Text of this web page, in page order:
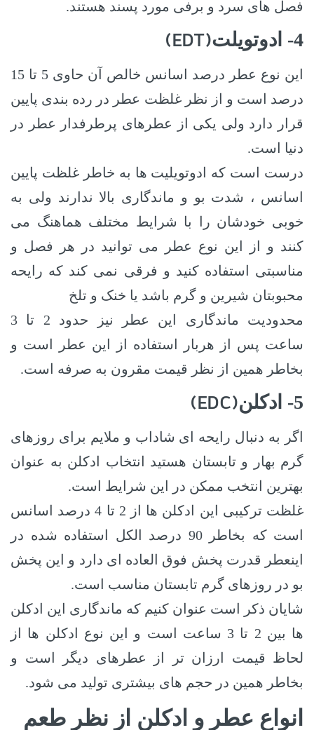
فصل های سرد و برفی مورد پسند هستند.
4- ادوتویلت (EDT)
این نوع عطر درصد اسانس خالص آن حاوی 5 تا 15
درصد است و از نظر غلظت عطر در رده بندی پایین
قرار دارد ولی یکی از عطرهای پرطرفدار عطر در
دنیا است.
درست است که ادوتویلیت ها به خاطر غلظت پایین
اسانس ، شدت بو و ماندگاری بالا ندارند ولی به
خوبی خودشان را با شرایط مختلف هماهنگ می
کنند و از این نوع عطر می توانید در هر فصل و
مناسبتی استفاده کنید و فرقی نمی کند که رایحه
محبوبتان شیرین و گرم باشد یا خنک و تلخ
محدودیت ماندگاری این عطر نیز حدود 2 تا 3
ساعت پس از هربار استفاده از این عطر است و
بخاطر همین از نظر قیمت مقرون به صرفه است.
5- ادکلن (EDC)
اگر به دنبال رایحه ای شاداب و ملایم برای روزهای
گرم بهار و تابستان هستید انتخاب ادکلن به عنوان
بهترین انتخب ممکن در این شرایط است.
غلظت ترکیبی این ادکلن ها از 2 تا 4 درصد اسانس
است که بخاطر 90 درصد الکل استفاده شده در
اینعطر قدرت پخش فوق العاده ای دارد و این پخش
بو در روزهای گرم تابستان مناسب است.
شایان ذکر است عنوان کنیم که ماندگاری این ادکلن
ها بین 2 تا 3 ساعت است و این نوع ادکلن ها از
لحاظ قیمت ارزان تر از عطرهای دیگر است و
بخاطر همین در حجم های بیشتری تولید می شود.
انواع عطر و ادکلن از نظر طعم